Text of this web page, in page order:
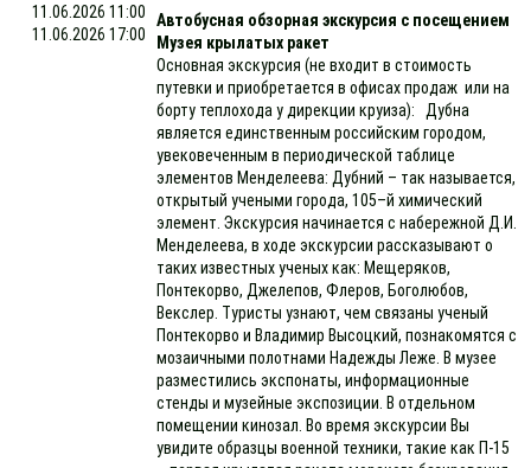
11.06.2026 11:00
11.06.2026 17:00
Автобусная обзорная экскурсия с посещением
Музея крылатых ракет
Основная экскурсия (не входит в стоимость
путевки и приобретается в офисах продаж или на
борту теплохода у дирекции круиза): Дубна
является единственным российским городом,
увековеченным в периодической таблице
элементов Менделеева: Дубний – так называется,
открытый учеными города, 105–й химический
элемент. Экскурсия начинается с набережной Д.И.
Менделеева, в ходе экскурсии рассказывают о
таких известных ученых как: Мещеряков,
Понтекорво, Джелепов, Флеров, Боголюбов,
Векслер. Туристы узнают, чем связаны ученый
Понтекорво и Владимир Высоцкий, познакомятся с
мозаичными полотнами Надежды Леже. В музее
разместились экспонаты, информационные
стенды и музейные экспозиции. В отдельном
помещении кинозал. Во время экскурсии Вы
увидите образцы военной техники, такие как П-15